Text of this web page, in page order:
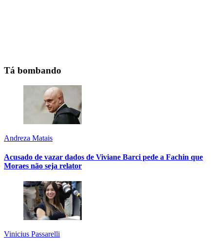
Tá bombando
Andreza Matais
Acusado de vazar dados de Viviane Barci pede a Fachin que
Moraes não seja relator
Vinicius Passarelli